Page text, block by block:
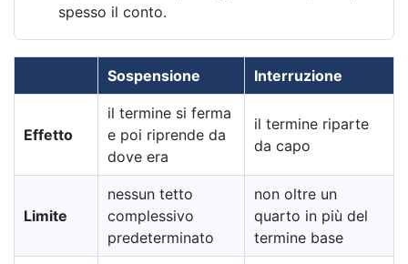
spesso il conto.
Sospensione Interruzione
Effetto
il termine si ferma
e poi riprende da
dove era
il termine riparte
da capo
Limite
nessun tetto
complessivo
predeterminato
non oltre un
quarto in più del
termine base